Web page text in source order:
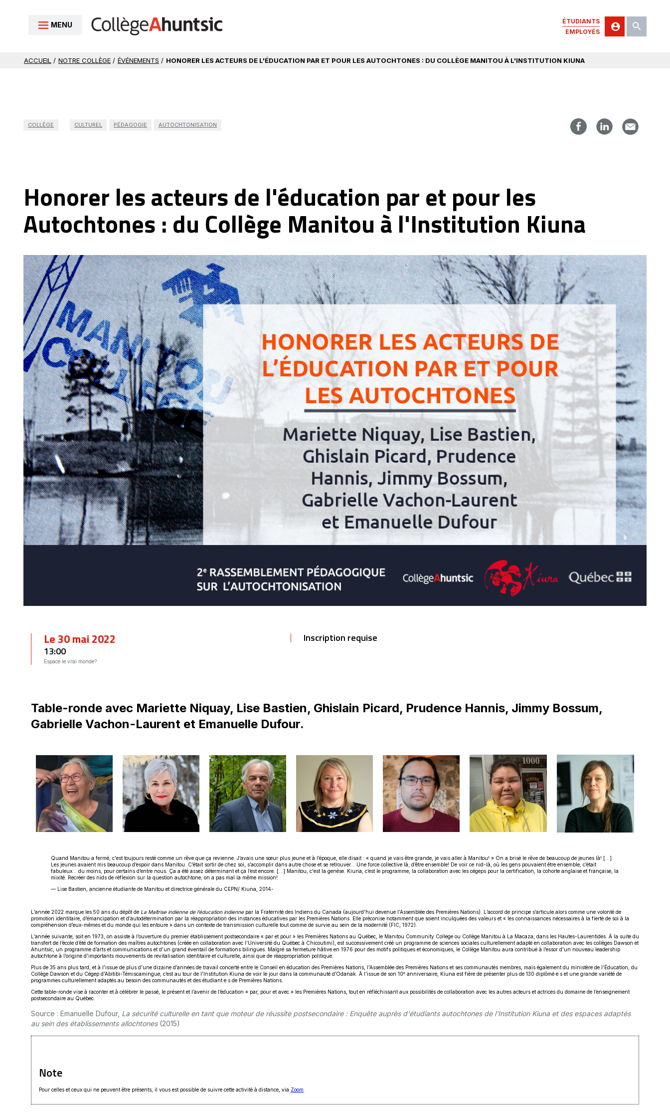
MENU
ÉTUDIANTS
EMPLOYÉS
ACCUEIL / NOTRE COLLÈGE / ÉVÉNEMENTS / HONORER LES ACTEURS DE L'ÉDUCATION PAR ET POUR LES AUTOCHTONES : DU COLLÈGE MANITOU À L'INSTITUTION KIUNA
COLLÈGE CULTUREL PÉDAGOGIE AUTOCHTONISATION
Honorer les acteurs de l'éducation par et pour les
Autochtones : du Collège Manitou à l'Institution Kiuna
Le 30 mai 2022
13:00
Espace le vrai monde?
Inscription requise
Table-ronde avec Mariette Niquay, Lise Bastien, Ghislain Picard, Prudence Hannis, Jimmy Bossum,
Gabrielle Vachon-Laurent et Emanuelle Dufour.
Quand Manitou a fermé, c'est toujours resté comme un rêve que ça revienne. J’avais une sœur plus jeune et à l’époque, elle disait : « quand je vais être grande, je vais aller à Manitou! » On a brisé le rêve de beaucoup de jeunes là! […]
Les jeunes avaient mis beaucoup d’espoir dans Manitou. C’était sortir de chez soi, s’accomplir dans autre chose et se retrouver... Une force collective là; d’être ensemble! De voir ce nid-là, où les gens pouvaient être ensemble, c’était
fabuleux... du moins, pour certains d’entre nous. Ça a été assez déterminant et ça l’est encore. […] Manitou, c'est la genèse. Kiuna, c’est le programme, la collaboration avec les cégeps pour la certification, la cohorte anglaise et française, la
mixité. Recréer des nids de réflexion sur la question autochtone; on a pas mal la même mission!
— Lise Bastien, ancienne étudiante de Manitou et directrice générale du CEPN/ Kiuna, 2014-
L’année 2022 marque les 50 ans du dépôt de La Maîtrise indienne de l’éducation indiennepar la Fraternité des Indiens du Canada (aujourd’hui devenue l’Assemblée des Premières Nations). L’accord de principe s’articule alors comme une volonté de
promotion identitaire, d’émancipation et d’autodétermination par la réappropriation des instances éducatives par les Premières Nations. Elle préconise notamment que soient inculquées des valeurs et « les connaissances nécessaires à la fierté de soi à la
compréhension d’eux-mêmes et du monde qui les entoure » dans un contexte de transmission culturelle tout comme de survie au sein de la modernité (FIC, 1972).
L’année suivante, soit en 1973, on assiste à l’ouverture du premier établissement postsecondaire « par et pour » les Premières Nations au Québec, le Manitou Community College ou Collège Manitou à La Macaza, dans les Hautes-Laurentides. À la suite du
transfert de l’école d’été de formation des maîtres autochtones (créée en collaboration avec l’Université du Québec à Chicoutimi), est successivement créé un programme de sciences sociales culturellement adapté en collaboration avec les collèges Dawson et
Ahuntsic, un programme d’arts et communications et d’un grand éventail de formations bilingues. Malgré sa fermeture hâtive en 1976 pour des motifs politiques et économiques, le Collège Manitou aura contribué à l’essor d’un nouveau leadership
autochtone à l’origine d’importants mouvements de revitalisation identitaire et culturelle, ainsi que de réappropriation politique.
Plus de 35 ans plus tard, et à l’issue de plus d’une dizaine d’années de travail concerté entre le Conseil en éducation des Premières Nations, l’Assemblée des Premières Nations et ses communautés membres, mais également du ministère de l’Éducation, du
Collège Dawson et du Cégep d’Abitibi-Témiscamingue, c’est au tour de l’Institution Kiuna de voir le jour dans la communauté d’Odanak. À l’issue de son 10e anniversaire, Kiuna est fière de présenter plus de 130 diplômé·e·s et une grande variété de
programmes culturellement adaptés au besoin des communautés et des étudiant·e·s de Premières Nations.
Cette table-ronde vise à raconter et à célébrer le passé, le présent et l’avenir de l’éducation « par, pour et avec » les Premières Nations, tout en réfléchissant aux possibilités de collaboration avec les autres acteurs et actrices du domaine de l’enseignement
postsecondaire au Québec.
Source : Emanuelle Dufour, La sécurité culturelle en tant que moteur de réussite postsecondaire : Enquête auprès d'étudiants autochtones de l'Institution Kiuna et des espaces adaptés
au sein des établissements allochtones(2015)
Note
Pour celles et ceux qui ne peuvent être présents, il vous est possible de suivre cette activité à distance, via Zoom